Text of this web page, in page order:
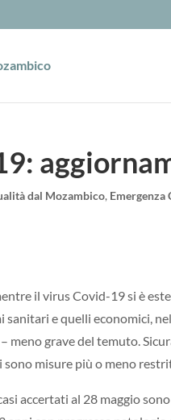
dal Mozambico, Emergenza
il virus Covid-19 si è
sanitari e quelli economici,
meno grave del temuto.
sono misure più o meno
accertati al 28 maggio